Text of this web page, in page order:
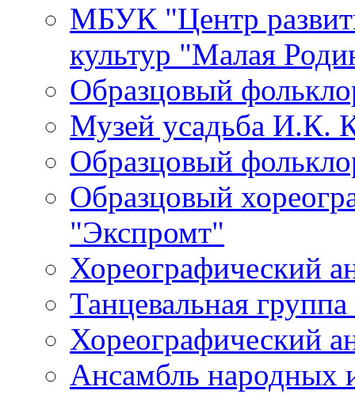
МБУК "Центр
культур "Малая
Образцовый
Музей усадьба И.К.
Образцовый
Образцовый
"Экспромт"
Хореографический
Танцевальная
Хореографический
Ансамбль народных